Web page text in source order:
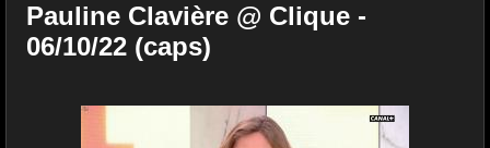
Pauline Clavière @ Clique -
06/10/22 (caps)